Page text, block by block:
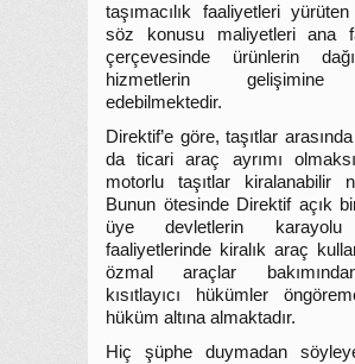
taşımacılık faaliyetleri
söz konusu maliyetleri ana
çerçevesinde ürünlerin
hizmetlerin
edebilmektedir.
Direktif’e göre, taşıtlar
da ticari araç ayrımı
motorlu taşıtlar kiralanabilir
Bunun ötesinde Direktif açık
üye devletlerin karayolu
faaliyetlerinde kiralık araç
özmal araçlar
kısıtlayıcı hükümler
hüküm altına almaktadır.
Hiç şüphe duymadan